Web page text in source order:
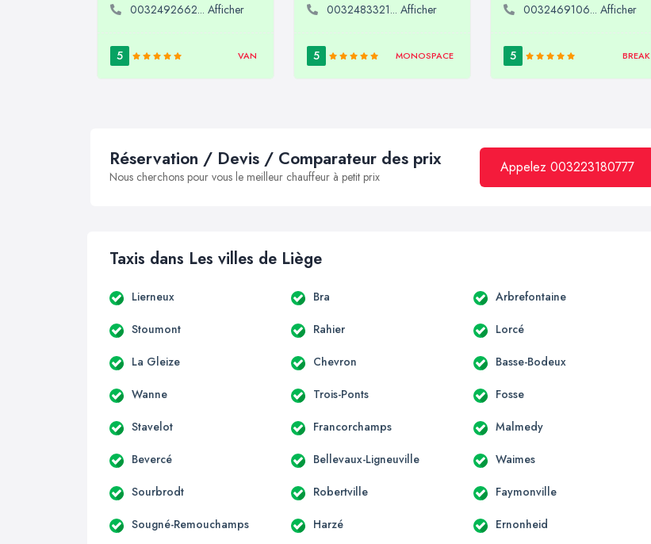
0032492662... Afficher
5 VAN
0032483321... Afficher
5 MONOSPACE
0032469106... Afficher
5 BREAK
Réservation / Devis / Comparateur des prix
Nous cherchons pour vous le meilleur chauffeur à petit prix
Appelez 003223180777
Taxis dans Les villes de Liège
Lierneux Bra Arbrefontaine
Stoumont Rahier Lorcé
La Gleize Chevron Basse-Bodeux
Wanne Trois-Ponts Fosse
Stavelot Francorchamps Malmedy
Bevercé Bellevaux-Ligneuville Waimes
Sourbrodt Robertville Faymonville
Sougné-Remouchamps Harzé Ernonheid